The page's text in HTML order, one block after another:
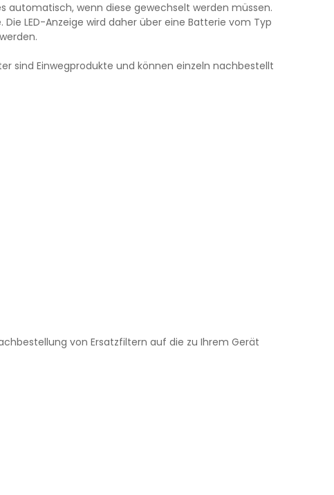
automatisch, wenn diese gewechselt werden müssen.
LED-Anzeige wird daher über eine Batterie vom Typ
sind Einwegprodukte und können einzeln nachbestellt
von Ersatzfiltern auf die zu Ihrem Gerät